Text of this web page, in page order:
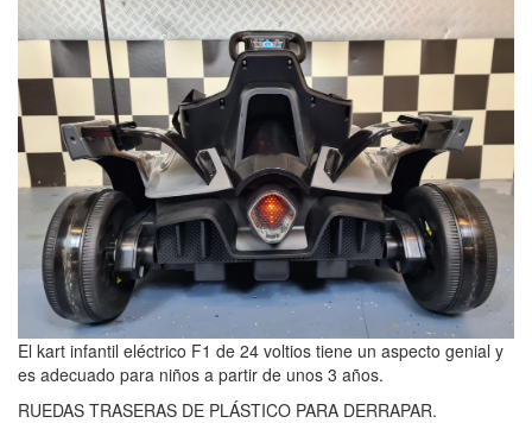
El kart infantil eléctrico F1 de 24 voltios tiene un aspecto genial y
es adecuado para niños a partir de unos 3 años.
RUEDAS TRASERAS DE PLÁSTICO PARA DERRAPAR.